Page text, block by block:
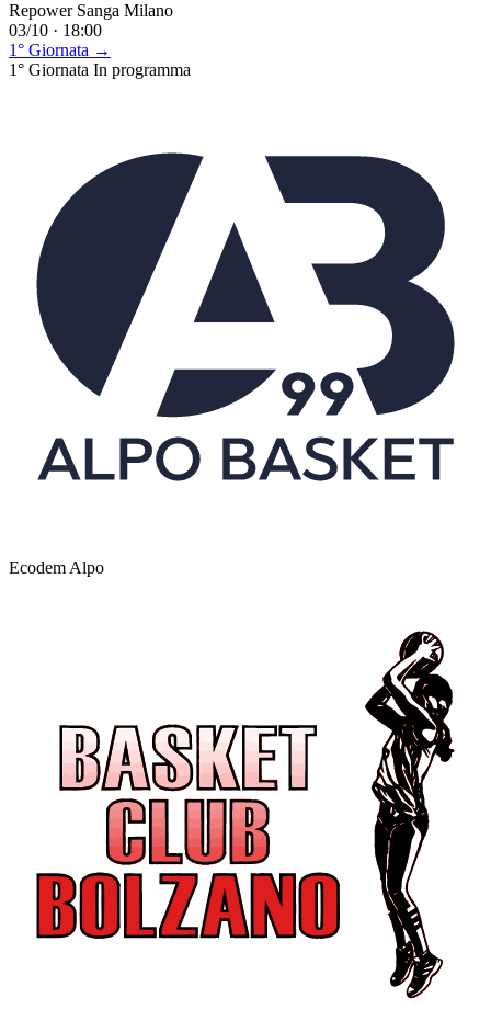
Repower Sanga Milano
03/10 · 18:00
1° Giornata →
1° Giornata In programma
Ecodem Alpo